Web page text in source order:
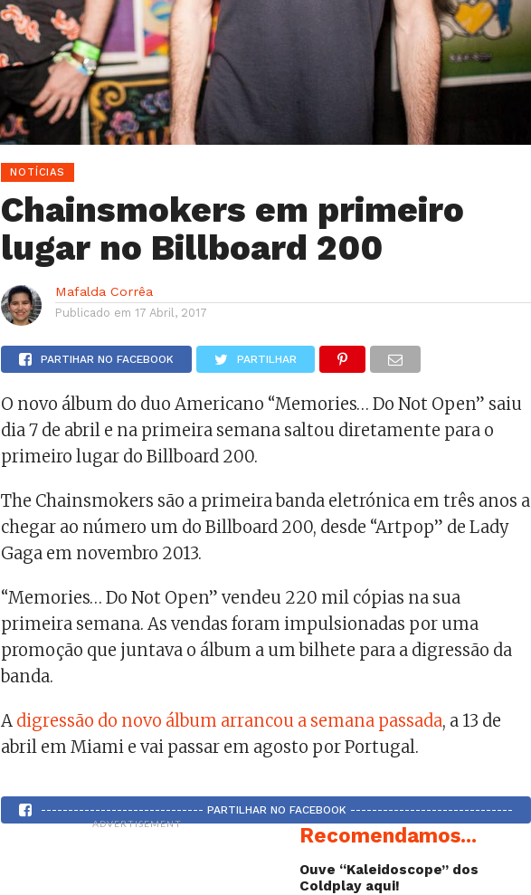
NOTÍCIAS
Chainsmokers em primeiro
lugar no Billboard 200
Mafalda Corrêa
Publicado em 17 Abril, 2017
PARTIHAR NO FACEBOOK PARTILHAR
O novo álbum do duo Americano “Memories… Do Not Open” saiu
dia 7 de abril e na primeira semana saltou diretamente para o
primeiro lugar do Billboard 200.
The Chainsmokers são a primeira banda eletrónica em três anos a
chegar ao número um do Billboard 200, desde “Artpop” de Lady
Gaga em novembro 2013.
“Memories… Do Not Open” vendeu 220 mil cópias na sua
primeira semana. As vendas foram impulsionadas por uma
promoção que juntava o álbum a um bilhete para a digressão da
banda.
A digressão do novo álbum arrancou a semana passada, a 13 de
abril em Miami e vai passar em agosto por Portugal.
------------------------------ PARTILHAR NO FACEBOOK ------------------------------
ADVERTISEMENT Recomendamos...
Ouve “Kaleidoscope” dos
Coldplay aqui!